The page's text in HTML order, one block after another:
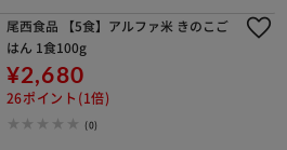
尾西食品 【5食】アルファ米 きのこご
はん 1食100g
¥2,680
26ポイント(1倍)
(0)